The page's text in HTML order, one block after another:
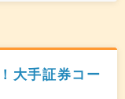
大手証券コー